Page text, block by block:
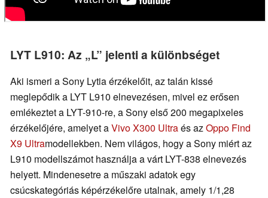
LYT L910: Az „L” jelenti a különbséget
Aki ismeri a Sony Lytia érzékelőit, az talán kissé
meglepődik a LYT L910 elnevezésen, mivel ez erősen
emlékeztet a LYT-910-re, a Sony első 200 megapixeles
érzékelőjére, amelyet aVivo X300 Ultraés azOppo Find
X9 Ultramodellekben. Nem világos, hogy a Sony miért az
L910 modellszámot használja a várt LYT-838 elnevezés
helyett. Mindenesetre a műszaki adatok egy
csúcskategóriás képérzékelőre utalnak, amely 1/1,28